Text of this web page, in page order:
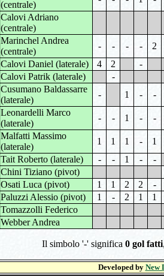
(centrale)
Calovi Adriano
(centrale)
Marinchel Andrea
(centrale)
- - - -
2
Calovi Daniel (laterale)
4 2
-
Calovi Patrik (laterale)
-
Cusumano Baldassarre
(laterale)
- 1 -
-
Leonardelli Marco
(laterale)
- - 1 -
-
Malfatti Massimo
(laterale)
1 1 1 -
1
Tait Roberto (laterale)
- - 1 -
-
Chini Tiziano (pivot)
Osati Luca (pivot)
1 1 2 2
-
Paluzzi Alessio (pivot)
1 - 2 1
1
Tomazzolli Federico
Webber Andrea
Il simbolo '-' significa 0 gol fatti
Developed by New